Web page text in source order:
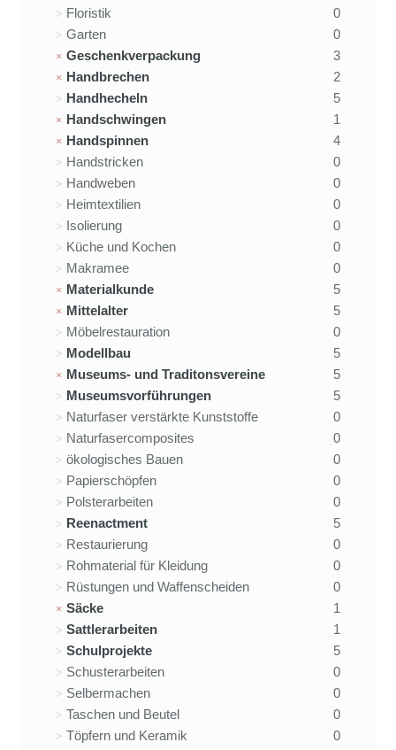
Floristik
0
Garten
0
Geschenkverpackung
3
Handbrechen
2
Handhecheln
5
Handschwingen
1
Handspinnen
4
Handstricken
0
Handweben
0
Heimtextilien
0
Isolierung
0
Küche und Kochen
0
Makramee
0
Materialkunde
5
Mittelalter
5
Möbelrestauration
0
Modellbau
5
Museums- und Traditonsvereine
5
Museumsvorführungen
5
Naturfaser verstärkte Kunststoffe
0
Naturfasercomposites
0
ökologisches Bauen
0
Papierschöpfen
0
Polsterarbeiten
0
Reenactment
5
Restaurierung
0
Rohmaterial für Kleidung
0
Rüstungen und Waffenscheiden
0
Säcke
1
Sattlerarbeiten
1
Schulprojekte
5
Schusterarbeiten
0
Selbermachen
0
Taschen und Beutel
0
Töpfern und Keramik
0